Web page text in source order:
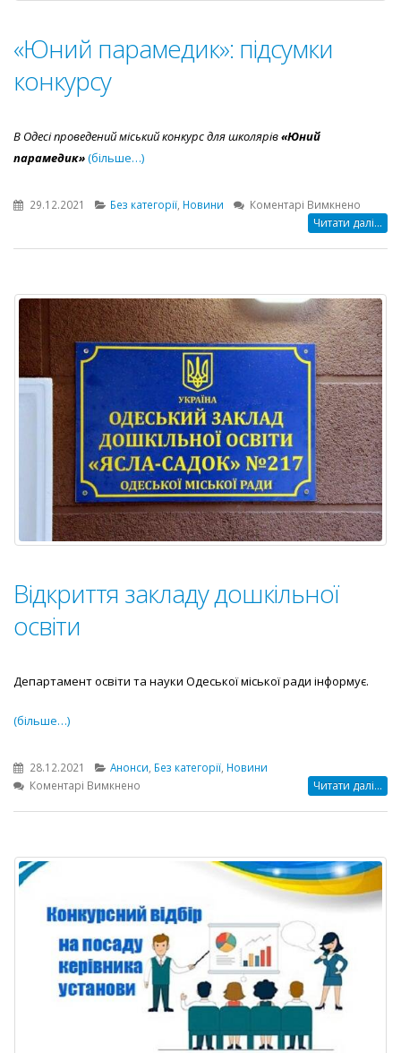
«Юний парамедик»: підсумки
конкурсу
В Одесі проведений міський конкурс для школярів«Юний
парамедик»(більше…)
29.12.2021 Без категорії, Новини Коментарі Вимкнено
«Юний
Читати далі...
Відкриття закладу дошкільної
освіти
Департамент освіти та науки Одеської міської ради інформує.
(більше…)
28.12.2021 Анонси Без категорії Новини
Коментарі Вимкненодо
освіти
Читати далі...